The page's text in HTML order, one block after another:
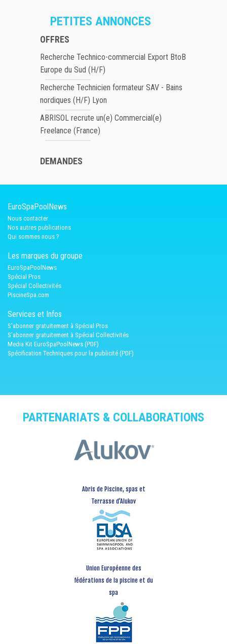
PETITES ANNONCES
OFFRES
Recherche Technico-commercial Export BtoB
Europe du Sud (H/F)
Recherche Technicien formateur SAV - Bains
nordiques (H/F) Lyon
ABRISOL recrute un(e) Commercial(e)
Freelance (France)
DEMANDES
EuroSpaPoolNews
Nous contacter
Nos autres publications
Qui sommes nous ?
Les marques du groupe
EuroSpaPoolNews
Spécial Pros
Spécial Collectivités
PiscineSpa.com
Services et Infos
S'abonner gratuitement à Spécial Pros
S'abonner gratuitement à Spécial Collectivités
Media Kit EuroSpaPoolNews (PDF)
Spécification Techniques pour la publicité (PDF)
PARTENARIATS & COLLABORATIONS
Abris de Piscine, spas et
Terrasse d’Alukov
Union Européenne des
fédérations de la piscine et du
spa